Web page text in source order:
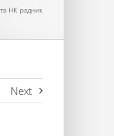
НК радник
Next